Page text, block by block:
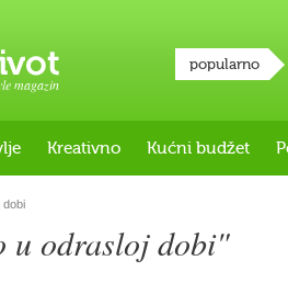
magazin
popularno
Kreativno Kućni budžet
dobi
u odrasloj dobi"